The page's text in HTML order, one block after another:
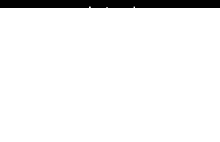
relacionados